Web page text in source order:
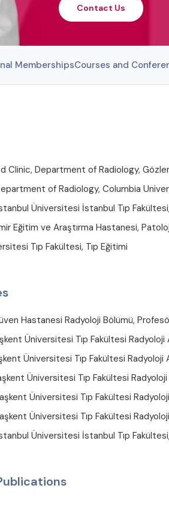
Contact Us
MembershipsCourses and
Clinic, Department of Radiology,
of Radiology, Columbia
Üniversitesi İstanbul Tıp Fakültesi,
Eğitim ve Araştırma Hastanesi,
Tıp Fakültesi, Tıp Eğitimi
Hastanesi Radyoloji Bölümü,
Üniversitesi Tıp Fakültesi Radyoloji
Üniversitesi Tıp Fakültesi Radyoloji
Üniversitesi Tıp Fakültesi Radyoloji
Üniversitesi Tıp Fakültesi
Üniversitesi Tıp Fakültesi
Üniversitesi İstanbul Tıp